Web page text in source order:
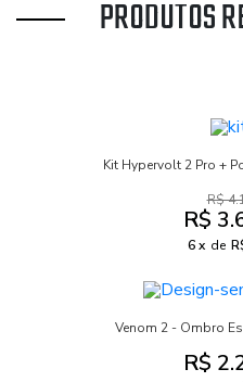
PRODUTOS
Kit Hypervolt 2 Pro +
R$
R$
6 de
Venom 2 - Ombro
R$